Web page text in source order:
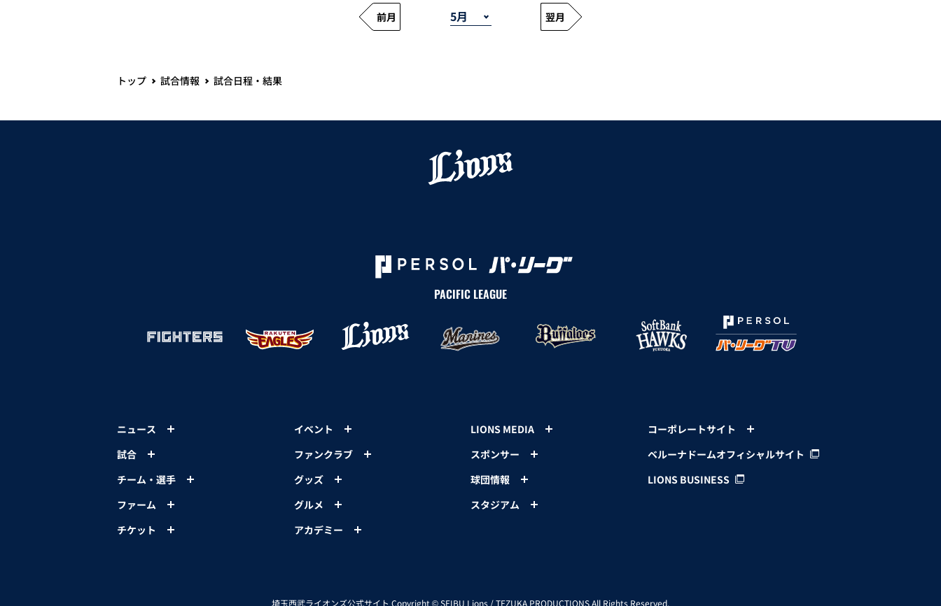
前月 翌月
トップ 試合情報 試合日程・結果
PACIFIC LEAGUE
ニュース
試合
チーム・選手
ファーム
チケット
イベント
ファンクラブ
グッズ
グルメ
アカデミー
LIONS MEDIA
スポンサー
球団情報
スタジアム
コーポレートサイト
ベルーナドームオフィシャルサイト
LIONS BUSINESS
埼玉西武ライオンズ公式サイト Copyright © SEIBU Lions / TEZUKA PRODUCTIONS All Rights Reserved.